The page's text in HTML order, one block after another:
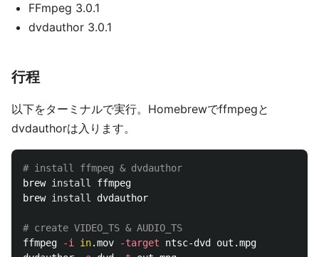
FFmpeg 3.0.1
dvdauthor 3.0.1
行程
以下をターミナルで実行。Homebrewでffmpegと
dvdauthorは入ります。
# install ffmpeg & dvdauthor
brew install ffmpeg
brew install dvdauthor
# create VIDEO_TS & AUDIO_TS
ffmpeg
-i in.mov -target ntsc-dvd out.mpg